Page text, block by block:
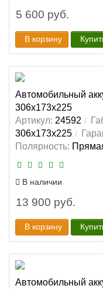
5 600 руб.
В корзину
Автомобильный
306x173x225
Артикул: 24592
306x173x225
Полярность:
В наличии
13 900 руб.
В корзину
Автомобильный